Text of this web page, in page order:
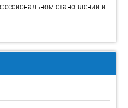
становлении и